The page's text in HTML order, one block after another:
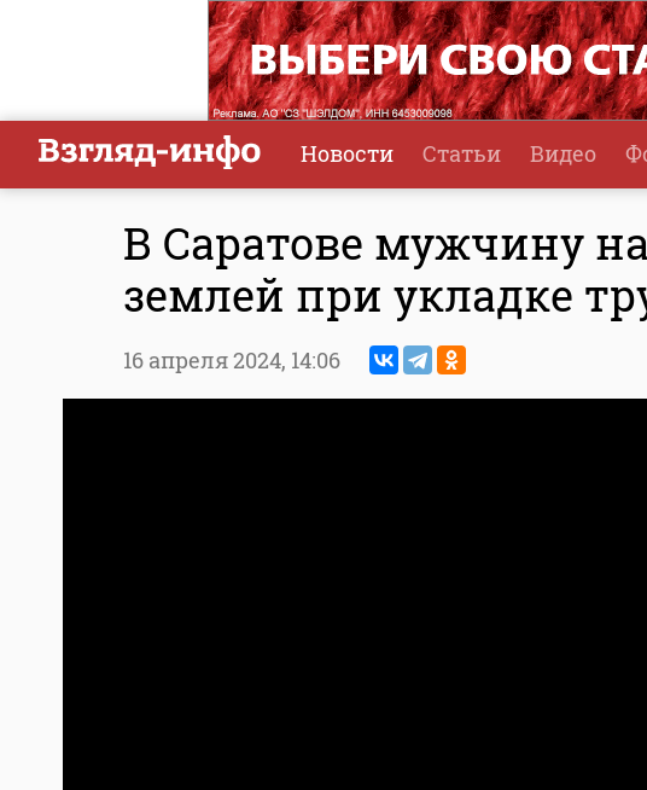
Новости Статьи Видео
В Саратове мужчину
землей при укладке
16 апреля 2024, 14:06